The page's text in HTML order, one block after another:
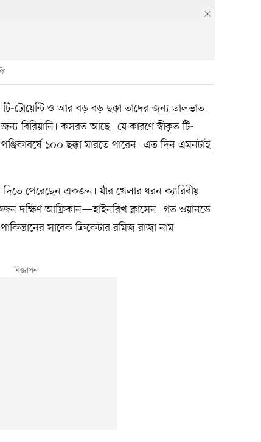
টি-টোয়েন্টি ও আর বড় বড় ছক্কা তাদের জন্য ডালভাত।
বিরিয়ানি। কসরত আছে। যে কারণে স্বীকৃত টি-
১০০ ছক্কা মারতে পারেন। এত দিন এমনটাই
দিতে পেরেছেন একজন। যাঁর খেলার ধরন ক্যারিবীয়
দক্ষিণ আফ্রিকান—হাইনরিখ ক্লাসেন। গত ওয়ানডে
সাবেক ক্রিকেটার রমিজ রাজা নাম